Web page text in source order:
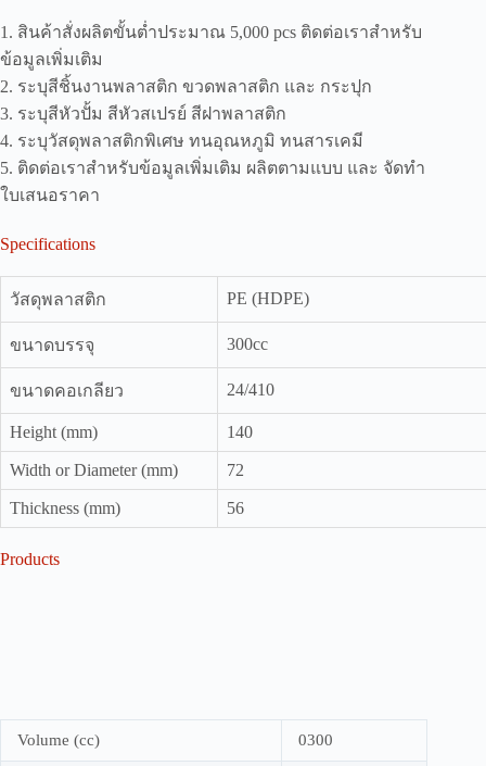
1. สินค้าสั่งผลิตขั้นต่ำประมาณ 5,000 pcs ติดต่อเราสำหรับ
ข้อมูลเพิ่มเติม
2. ระบุสีชิ้นงานพลาสติก ขวดพลาสติก และ กระปุก
3. ระบุสีหัวปั้ม สีหัวสเปรย์ สีฝาพลาสติก
4. ระบุวัสดุพลาสติกพิเศษ ทนอุณหภูมิ ทนสารเคมี
5. ติดต่อเราสำหรับข้อมูลเพิ่มเติม ผลิตตามแบบ และ จัดทำ
ใบเสนอราคา
Specifications
วัสดุพลาสติก PE (HDPE)
ขนาดบรรจุ 300cc
ขนาดคอเกลียว 24/410
Height (mm) 140
Width or Diameter (mm) 72
Thickness (mm) 56
Products
Volume (cc) 0300